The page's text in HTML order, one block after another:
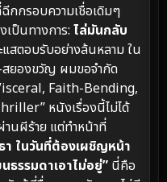
กรอบความเชื่อเดิมๆ
เป็นทางการ: ไล่มันกลับ
สตอบรับอย่างล้นหลาม ใน
ยองขวัญ ผมขอจำกัด
Faith-Bending,
หนังเรื่องนี้ไม่ได้
านผีร้าย แต่ทำหน้าที่
า ในวันที่ต้องเผชิญหน้า
ธรรมดาเอาไม่อยู่” นี่คือ